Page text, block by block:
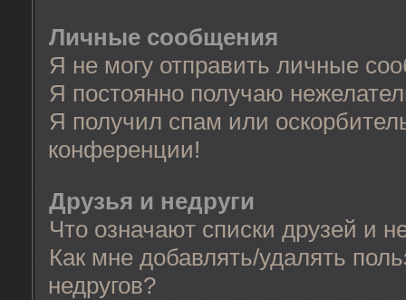
Личные сообщения
Я не могу отправить личные
Я постоянно получаю
Я получил спам или
конференции!
Друзья и недруги
Что означают списки друзей и
Как мне добавлять/удалять
недругов?